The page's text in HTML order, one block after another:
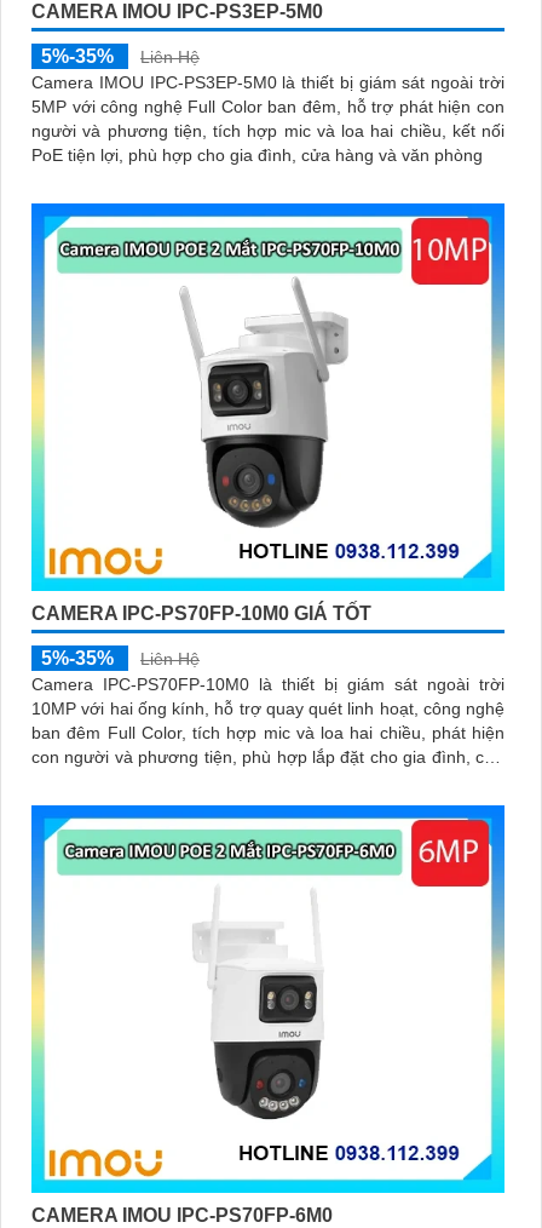
CAMERA IMOU IPC-PS3EP-5M0
5%-35%
Liên Hệ
Camera IMOU IPC-PS3EP-5M0 là thiết bị giám sát ngoài trời
5MP với công nghệ Full Color ban đêm, hỗ trợ phát hiện con
người và phương tiện, tích hợp mic và loa hai chiều, kết nối
PoE tiện lợi, phù hợp cho gia đình, cửa hàng và văn phòng
CAMERA IPC-PS70FP-10M0 GIÁ TỐT
5%-35%
Liên Hệ
Camera IPC-PS70FP-10M0 là thiết bị giám sát ngoài trời
10MP với hai ống kính, hỗ trợ quay quét linh hoạt, công nghệ
ban đêm Full Color, tích hợp mic và loa hai chiều, phát hiện
con người và phương tiện, phù hợp lắp đặt cho gia đình, cửa
CAMERA IMOU IPC-PS70FP-6M0